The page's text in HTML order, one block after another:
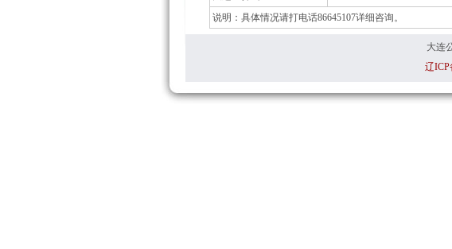
说明：具体情况请打电话86645107详细咨询。
大连
辽ICP